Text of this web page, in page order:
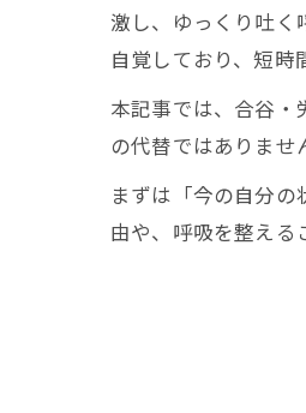
激し、ゆっくり吐く
自覚しており、短時
本記事では、合谷・
の代替ではありませ
まずは「今の自分
由や、呼吸を整える